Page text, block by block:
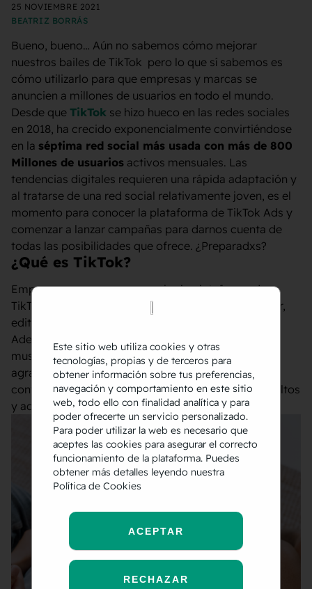
25 NOVIEMBRE 2021
BEATRIZ BORRÁS
Bueno, bueno… Aún no sabemos cómo mejorar
nuestros bailes de TikTok pero lo que sí sabemos es
cómo utilizarlo para que empresas y marcas se
anuncien a millones de usuarios en todo el mundo.
Desde que TikTok se hizo hueco en las redes sociales
en 2018, ha crecido exponencialmente convirtiéndose
en la séptima red social más usada con más de 800
Millones de usuarios activos mensuales. Las
tendencias digitales requieren una rápida adaptación y
al tratarse de una red social relativamente joven, es el
momento para conocer la plataforma de TikTok Ads y
comenzar a lanzar campañas para darnos cuenta de
todas las posibilidades que ofrece. ¿Preparadxs?
¿Qué es TikTok?
Empecemos por conocer mejor la plataforma de
TikTok. Es una
aplicación social
que permite grabar,
editar y compartir vídeo de entre 15 y 60 segundos.
Además de incluir efectos visuales, loops, fondos
musicales y filtros. Esta red social especialmente
agradecida ante los contenidos orgánicos, se ha
convertido en el almacén creativo para jóvenes adultos
y adolescentes, conocidos como la Generación Z.
Este sitio web utiliza cookies y otras
tecnologías, propias y de terceros para
obtener información sobre tus preferencias,
navegación y comportamiento en este sitio
web, todo ello con finalidad analítica y para
poder ofrecerte un servicio personalizado.
Para poder utilizar la web es necesario que
aceptes las cookies para asegurar el correcto
funcionamiento de la plataforma. Puedes
obtener más detalles leyendo nuestra
Política de Cookies
ACEPTAR
RECHAZAR